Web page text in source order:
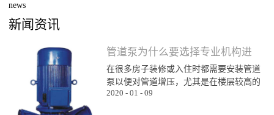
news
新闻资讯
管道泵为什么要选择专业机构进
行购买
在很多房子装修或入住时都需要安装管道
泵以便对管道增压，尤其是在楼层较高的
楼层为了能顺利用水更对管道增压安装专
2020 - 01 - 09